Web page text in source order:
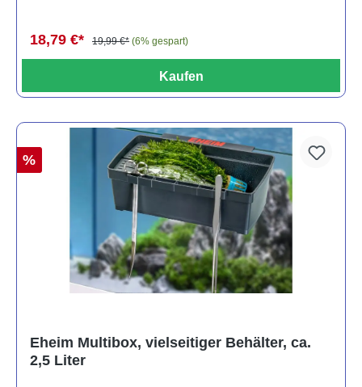
18,79 €* 19,99 €* (6% gespart)
Kaufen
%
Eheim Multibox, vielseitiger Behälter, ca.
2,5 Liter